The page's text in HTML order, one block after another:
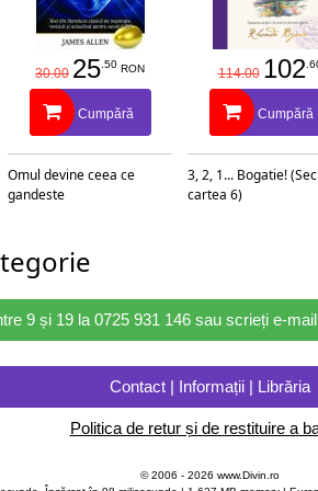
30.00 25 .50 RON
Cumpără
Omul devine ceea ce
gandeste
114.00 102
Cumpără
3, 2, 1... Bogatie!
cartea 6)
9 și 19 la 0725 931 146 sau scrieți e-
Contact | Informații | Librăria
Politica de retur și de restituire a
© 2006 - 2026 www.Divin.ro